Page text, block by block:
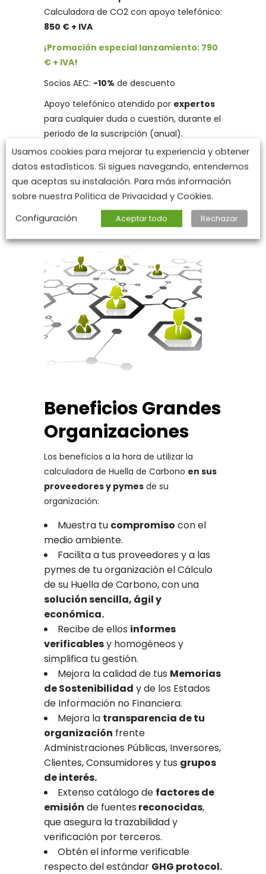
Calculadora de CO2 con apoyo telefónico:
850 € + IVA
¡Promoción especial lanzamiento: 790
€ + IVA!
Socios AEC: -10% de descuento
Apoyo telefónico atendido por expertos
para cualquier duda o cuestión, durante el
periodo de la suscripción (anual).
Quiero inscribirme
Beneficios Grandes
Organizaciones
Los beneficios a la hora de utilizar la
calculadora de Huella de Carbono en sus
proveedores y pymes de su
organización:
Muestra tu compromiso con el
medio ambiente.
Facilita a tus proveedores y a las
pymes de tu organización el Cálculo
de su Huella de Carbono, con una
solución sencilla, ágil y
económica.
Recibe de ellos informes
verificablesy homogéneos y
simplifica tu gestión.
Mejora la calidad de tus Memorias
de Sostenibilidad y de los Estados
de Información no Financiera.
Mejora la transparencia de tu
organización frente
Administraciones Públicas, Inversores,
Clientes, Consumidores y tus grupos
de interés.
Extenso catálogo de factores de
emisión de fuentes reconocidas,
que asegura la trazabilidad y
verificación por terceros.
Obtén el informe verificable
respecto del estándar GHG protocol.
Usamos cookies para mejorar tu experiencia y obtener
datos estadísticos. Si sigues navegando, entendemos
que aceptas su instalación. Para más información
sobre nuestra Política de Privacidad y Cookies.
Configuración
Aceptar todo Rechazar